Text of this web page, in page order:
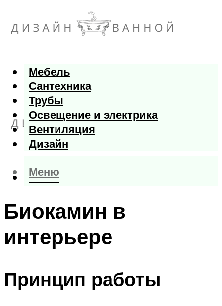
Мебель
Сантехника
Трубы
Освещение и электрика
Вентиляция
Дизайн
Меню
Меню
Биокамин в
интерьере
Принцип работы